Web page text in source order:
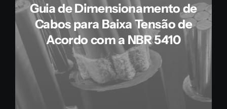
Guia de Dimensionamento de
Cabos para Baixa Tensão de
Acordo com a NBR 5410